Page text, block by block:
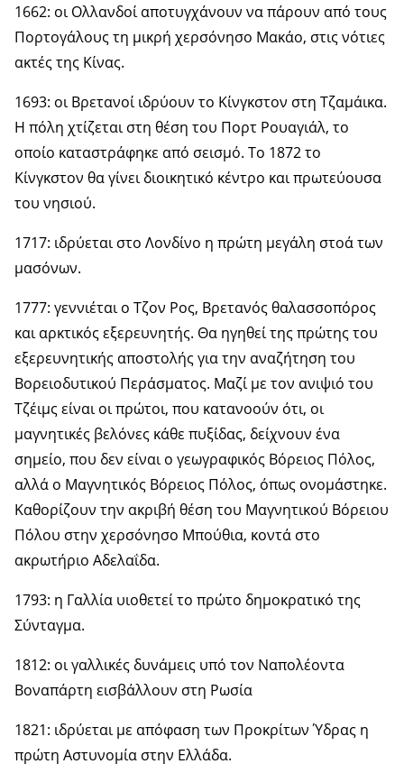
1662: οι Ολλανδοί αποτυγχάνουν να πάρουν από τους
Πορτογάλους τη μικρή χερσόνησο Μακάο, στις νότιες
ακτές της Κίνας.
1693: οι Βρετανοί ιδρύουν το Κίνγκστον στη Τζαμάικα.
Η πόλη χτίζεται στη θέση του Πορτ Ρουαγιάλ, το
οποίο καταστράφηκε από σεισμό. Το 1872 το
Κίνγκστον θα γίνει διοικητικό κέντρο και πρωτεύουσα
του νησιού.
1717: ιδρύεται στο Λονδίνο η πρώτη μεγάλη στοά των
μασόνων.
1777: γεννιέται ο Τζον Ρος, Βρετανός θαλασσοπόρος
και αρκτικός εξερευνητής. Θα ηγηθεί της πρώτης του
εξερευνητικής αποστολής για την αναζήτηση του
Βορειοδυτικού Περάσματος. Μαζί με τον ανιψιό του
Τζέιμς είναι οι πρώτοι, που κατανοούν ότι, οι
μαγνητικές βελόνες κάθε πυξίδας, δείχνουν ένα
σημείο, που δεν είναι ο γεωγραφικός Βόρειος Πόλος,
αλλά ο Μαγνητικός Βόρειος Πόλος, όπως ονομάστηκε.
Καθορίζουν την ακριβή θέση του Μαγνητικού Βόρειου
Πόλου στην χερσόνησο Μπούθια, κοντά στο
ακρωτήριο Αδελαΐδα.
1793: η Γαλλία υιοθετεί το πρώτο δημοκρατικό της
Σύνταγμα.
1812: οι γαλλικές δυνάμεις υπό τον Ναπολέοντα
Βοναπάρτη εισβάλλουν στη Ρωσία
1821: ιδρύεται με απόφαση των Προκρίτων Ύδρας η
πρώτη Αστυνομία στην Ελλάδα.